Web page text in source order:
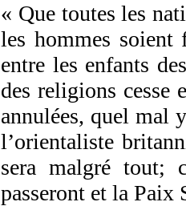
« Que toutes les
les hommes soient
entre les enfants
des religions cesse
annulées, quel mal
l’orientaliste
sera malgré tout;
passeront et la Paix